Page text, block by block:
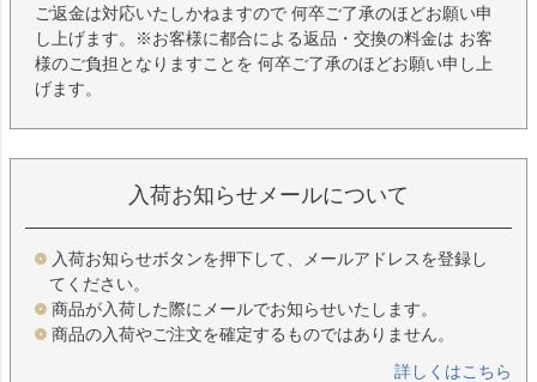
ご返金は対応いたしかねますので 何卒ご了承のほどお願い申
し上げます。※お客様に都合による返品・交換の料金は お客
様のご負担となりますことを 何卒ご了承のほどお願い申し上
げます。
入荷お知らせメールについて
入荷お知らせボタンを押下して、メールアドレスを登録し
てください。
商品が入荷した際にメールでお知らせいたします。
商品の入荷やご注文を確定するものではありません。
詳しくはこちら